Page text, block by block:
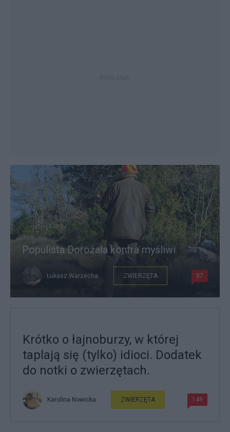
Populista Dorożała kontra myśliwi
Łukasz Warzecha ZWIERZĘTA 87
Krótko o łajnoburzy, w której
taplają się (tylko) idioci. Dodatek
do notki o zwierzętach.
Karolina Nowicka ZWIERZĘTA 149